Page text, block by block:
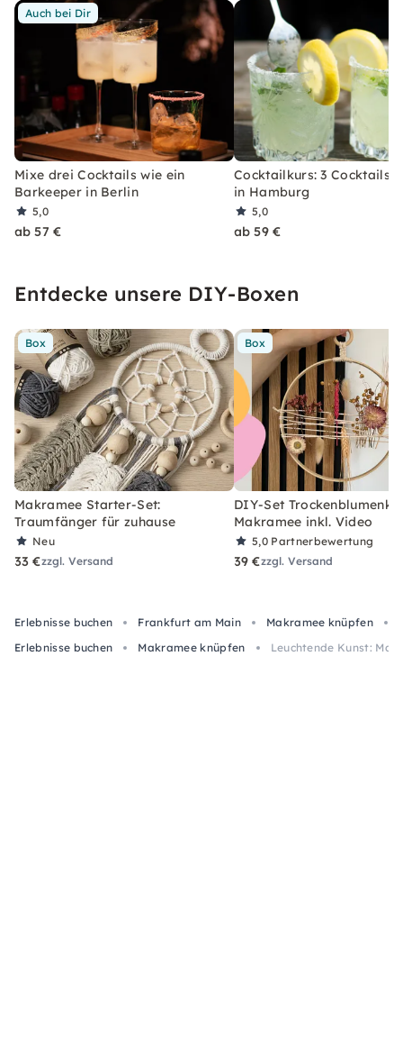
Auch bei Dir
Mixe drei Cocktails wie ein
Barkeeper in Berlin
5,0
ab 57 €
Cocktailkurs: 3 Cocktails
in Hamburg
5,0
ab 59 €
Entdecke unsere DIY-Boxen
Box
Makramee Starter-Set:
Traumfänger für zuhause
Neu
33 €zzgl. Versand
Box
DIY-Set
Makramee inkl. Video
5,0 Partnerbewertung
39 €zzgl. Versand
Erlebnisse buchen Frankfurt am Main Makramee knüpfen
Erlebnisse buchen
Makramee knüpfen Leuchtende Kunst: